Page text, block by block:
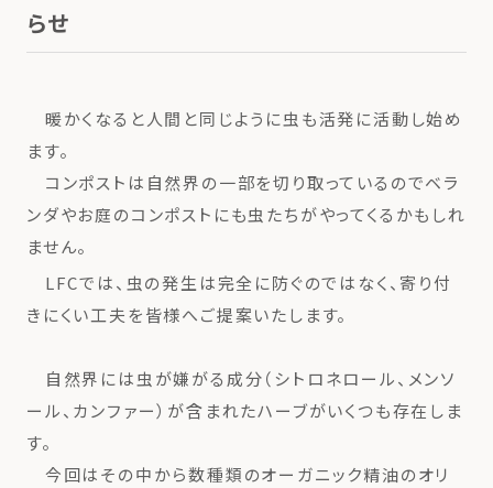
らせ
暖かくなると人間と同じように虫も活発に活動し始め
ます。
コンポストは自然界の一部を切り取っているのでベラ
ンダやお庭のコンポストにも虫たちがやってくるかもしれ
ません。
LFCでは、虫の発生は完全に防ぐのではなく、寄り付
きにくい工夫を皆様へご提案いたします。
自然界には虫が嫌がる成分（シトロネロール、メンソ
ール、カンファー）が含まれたハーブがいくつも存在しま
す。
今回はその中から数種類のオーガニック精油のオリ